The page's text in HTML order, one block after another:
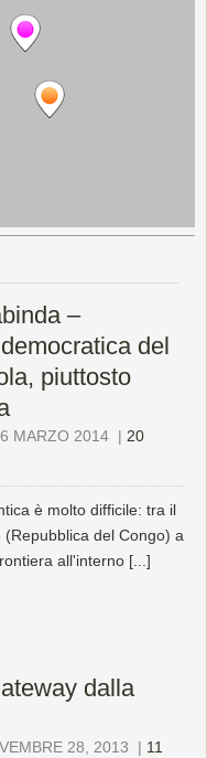
–
del
piuttosto
MARZO 2014 | 20
è molto difficile: tra il
(Repubblica del Congo) a
all'interno [...]
dalla
28, 2013 | 11